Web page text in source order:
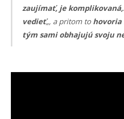
zaujímať, je
vedieť„, a pritom to hovoria
tým sami obhajujú svoju